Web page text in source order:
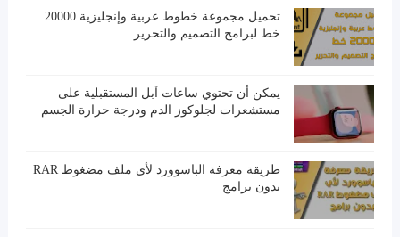
تحميل مجموعة خطوط عربية وإنجليزية 20000
خط لبرامج التصميم والتحرير
يمكن أن تحتوي ساعات آبل المستقبلية على
مستشعرات لجلوكوز الدم ودرجة حرارة الجسم
طريقة معرفة الباسوورد لأي ملف مضغوط RAR
بدون برامج